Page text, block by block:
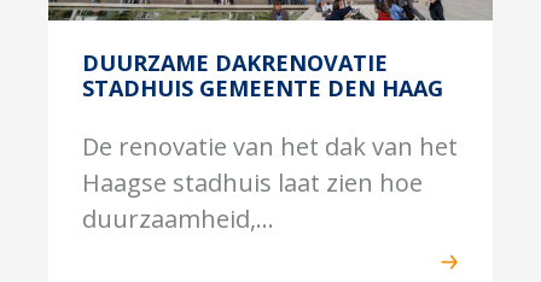
DUURZAME DAKRENOVATIE
STADHUIS GEMEENTE DEN HAAG
De renovatie van het dak van het
Haagse stadhuis laat zien hoe
duurzaamheid,...